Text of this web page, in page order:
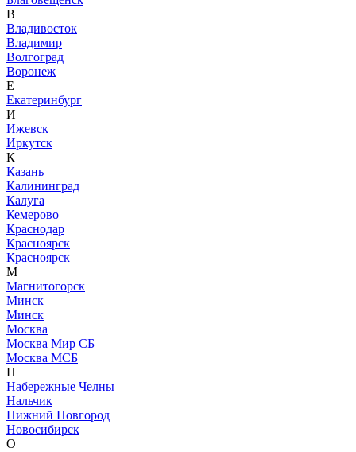
В
Владивосток
Владимир
Волгоград
Воронеж
Е
Екатеринбург
И
Ижевск
Иркутск
К
Казань
Калининград
Калуга
Кемерово
Краснодар
Красноярск
Красноярск
М
Магнитогорск
Минск
Минск
Москва
Москва Мир СБ
Москва МСБ
Н
Набережные Челны
Нальчик
Нижний Новгород
Новосибирск
О